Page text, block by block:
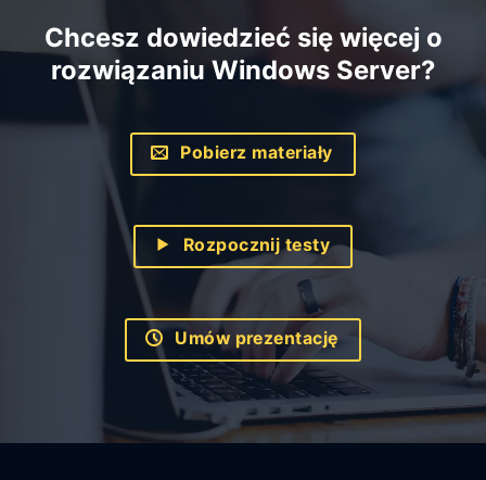
Chcesz dowiedzieć się więcej o
rozwiązaniu Windows Server?
Pobierz materiały
Rozpocznij testy
Umów prezentację